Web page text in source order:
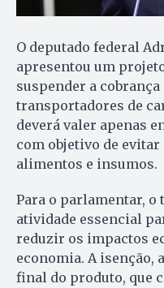
O deputado federal
apresentou um
suspender a
transportadores de
deverá valer apenas
com objetivo de evitar
alimentos e insumos.
Para o parlamentar,
atividade essencial
reduzir os impactos
economia. A isenção,
final do produto, que